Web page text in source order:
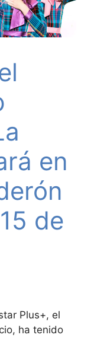
en
de
Plus+, el
ha tenido